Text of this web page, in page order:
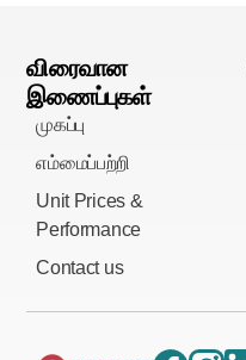
விரைவான
இணைப்புகள்
முகப்பு
எம்மைப்பற்றி
Unit Prices &
Performance
Contact us